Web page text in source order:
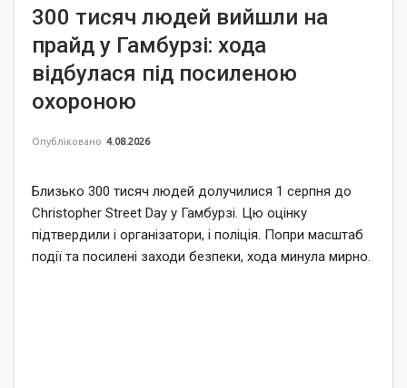
300 тисяч людей вийшли на
прайд у Гамбурзі: хода
відбулася під посиленою
охороною
Опубліковано 4.08.2026
Близько 300 тисяч людей долучилися 1 серпня до
Christopher Street Day у Гамбурзі. Цю оцінку
підтвердили і організатори, і поліція. Попри масштаб
події та посилені заходи безпеки, хода минула мирно.